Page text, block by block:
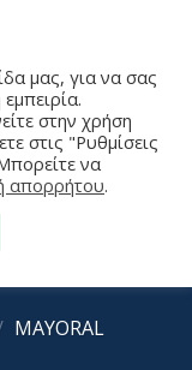
25-
MAYORAL
μας, για να σας
στην χρήση
στις "Ρυθμίσεις
να
απορρήτου.